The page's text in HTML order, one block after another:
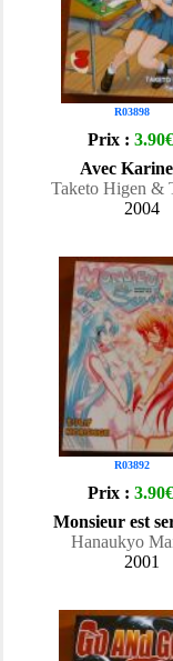
R03898
Prix : 3.90€
Avec
Taketo Higen &
2004
R03892
Prix : 3.90€
Monsieur est
Hanaukyo
2001